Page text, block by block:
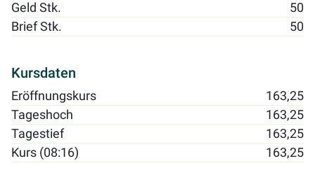
Geld Stk.
50
Brief Stk.
50
Kursdaten
Eröffnungskurs
163,25
Tageshoch
163,25
Tagestief
163,25
Kurs (08:16)
163,25